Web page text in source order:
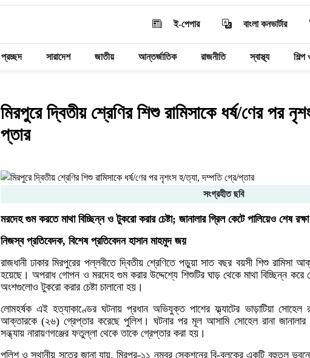
ই-পেপার বাংলা কনভার্টার
প্রচ্ছদ সারাদেশ জাতীয় আন্তর্জাতিক রাজনীতি স্বাস্থ্য শিল্প
মিরপুরে দ্বিতীয় শ্রেণির শিশু রামিসাকে ধর্ষ/ণের পর
প্তার
সংগ্রহীত ছবি
মরদেহ গুম করতে মাথা বিচ্ছিন্ন ও টুকরো করার চেষ্টা; জানালার গ্রিল কেটে পালিয়েও শেষ
নিজস্ব প্রতিবেদক, বিশেষ প্রতিবেদন হাসান মাহমুদ জয়
রাজধানী ঢাকার মিরপুরের পল্লবীতে দ্বিতীয় শ্রেণিতে পড়ুয়া সাত বছর বয়সী শিশু রামিসা
হয়েছে। অপরাধ গোপন ও মরদেহ গুম করার উদ্দেশ্যে শিশুটির ঘাড় থেকে মাথা বিচ্ছিন্ন
অংশগুলোও টুকরো করার চেষ্টা চালানো হয়।
লোমহর্ষক এই হত্যাকাণ্ডের ঘটনায় প্রধান অভিযুক্ত পাশের ফ্ল্যাটের ভাড়াটিয়া
আক্তারকে (২৬) গ্রেপ্তার করেছে পুলিশ। ঘটনার পর মূল আসামি সোহেল রানা জানালার
সন্ধ্যায় নারায়ণগঞ্জের ফতুল্লা থেকে তাকে গ্রেপ্তার করা হয়।
পুলিশ ও স্থানীয় সূত্রে জানা যায়, মিরপুর-১১ নম্বর সেকশনের বি-ব্লকের একটি বহুতল